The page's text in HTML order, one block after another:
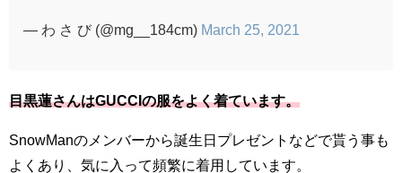
— わ さ び (@mg__184cm) March 25, 2021
目黒蓮さんはGUCCIの服をよく着ています。
SnowManのメンバーから誕生日プレゼントなどで貰う事も
よくあり、気に入って頻繁に着用しています。